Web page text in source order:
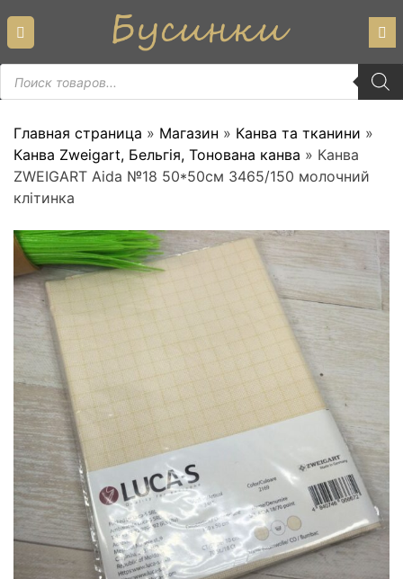
content
Пошук
товарів
Главная страница » Магазин » Канва та тканини »
Канва Zweigart, Бельгія, Тонована канва » Канва
ZWEIGART Aida №18 50*50см 3465/150 молочний
клітинка